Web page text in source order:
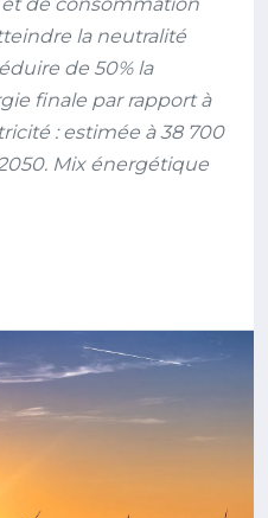
la neutralité
de 50% la
finale par rapport à
: estimée à 38 700
Mix énergétique